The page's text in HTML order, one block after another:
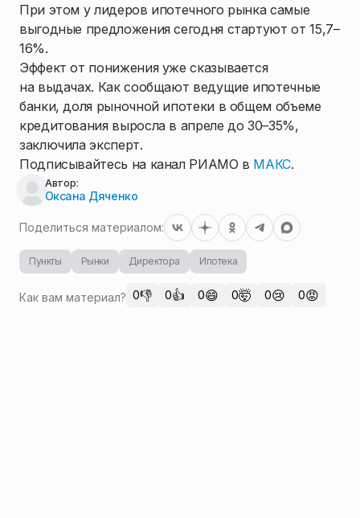
При этом у лидеров ипотечного рынка самые
выгодные предложения сегодня стартуют от 15,7–
16%.
Эффект от понижения уже сказывается
на выдачах. Как сообщают ведущие ипотечные
банки, доля рыночной ипотеки в общем объеме
кредитования выросла в апреле до 30–35%,
заключила эксперт.
Подписывайтесь на канал РИАМО в МАКС.
Автор:
Оксана Дяченко
Поделиться материалом:
Пункты Рынки Директора Ипотека
Как вам материал? 0👎 0👍 0😄 0🤯 0😢 0😡